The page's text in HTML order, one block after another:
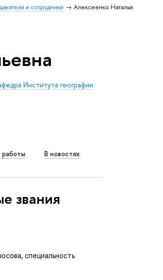
и сотрудники
Алексеенко Наталья
Института географии
В новостях
звания
специальность